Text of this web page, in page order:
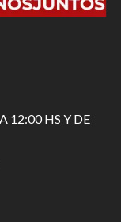
12:00 HS Y DE